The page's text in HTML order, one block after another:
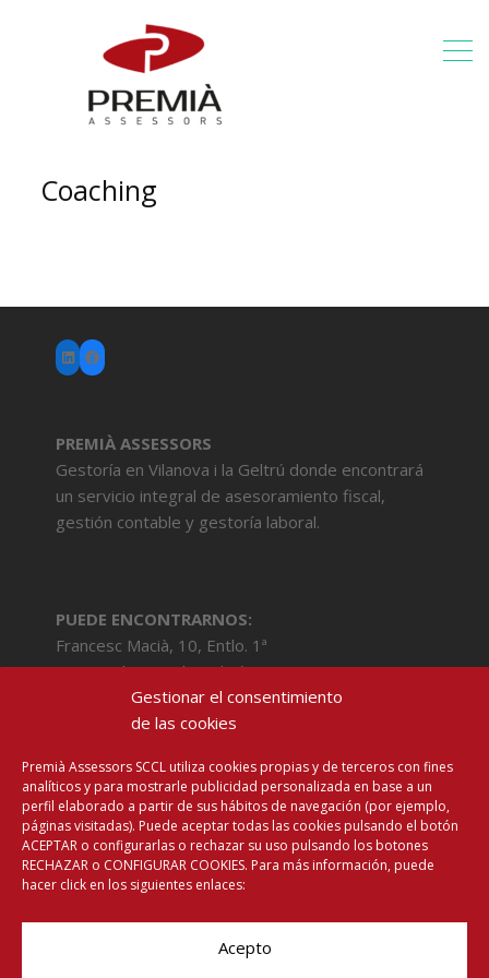
Gestionar el consentimiento
de las cookies
Premià Assessors SCCL utiliza cookies propias y de terceros con fines
analíticos y para mostrarle publicidad personalizada en base a un
perfil elaborado a partir de sus hábitos de navegación (por ejemplo,
páginas visitadas). Puede aceptar todas las cookies pulsando el botón
ACEPTAR o configurarlas o rechazar su uso pulsando los botones
RECHAZAR o CONFIGURAR COOKIES. Para más información, puede
hacer click en los siguientes enlaces:
Acepto
Coaching
LinkedInFacebook
PREMIÀ ASSESSORS
Gestoría en Vilanova i la Geltrú donde encontrará
un servicio integral de asesoramiento fiscal,
gestión contable y gestoría laboral.
PUEDE ENCONTRARNOS:
Francesc Macià, 10, Entlo. 1ª
08800 Vilanova i la Geltrú (BCN)
Tel: 93 516 92 22
info@premiavng.com
Contacto
Aviso Legal
Política de Privacidad
Política de Cookies